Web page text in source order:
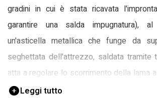
gradini in cui è stata ricavata
garantire una salda impugnatura),
un'asticella metallica che funge da
seghettata dell'attrezzo, saldata tramite
atta a regolare lo scorrimento della lama
di lavorazione.
Leggi tutto